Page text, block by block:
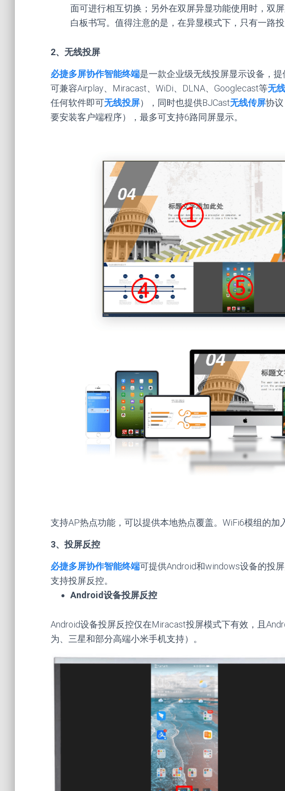
面可进行相互切换；另外在双屏异显功能使用时，双
白板书写。值得注意的是，在异显模式下，只有一路
2、无线投屏
必捷多屏协作智能终端是一款企业级无线投屏显示设备，提
可兼容Airplay、Miracast、WiDi、DLNA、Googlecast等无
任何软件即可无线投屏），同时也提供BJCast无线传屏协
要安装客户端程序），最多可支持6路同屏显示。
支持AP热点功能，可以提供本地热点覆盖。WiFi6模组的加
3、投屏反控
必捷多屏协作智能终端可提供Android和windows设备的投
支持投屏反控。
Android设备投屏反控
Android设备投屏反控仅在Miracast投屏模式下有效，且
为、三星和部分高端小米手机支持）。